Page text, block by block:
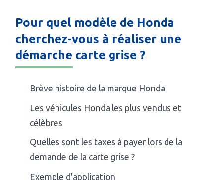
Pour quel modèle de Honda
cherchez-vous à réaliser une
démarche carte grise ?
Brève histoire de la marque Honda
Les véhicules Honda les plus vendus et
célèbres
Quelles sont les taxes à payer lors de la
demande de la carte grise ?
Exemple d'application